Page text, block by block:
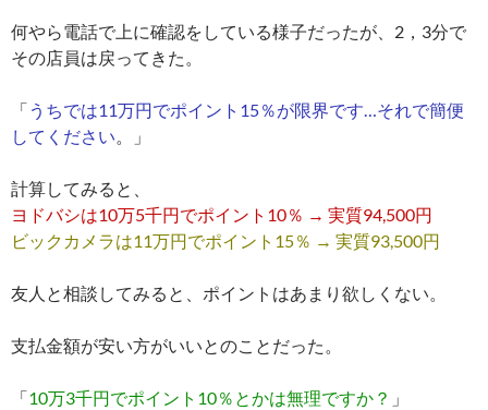
何やら電話で上に確認をしている様子だったが、2，3分で
その店員は戻ってきた。
「 うちでは11万円でポイント15％が限界です…それで簡便
してください。」
計算してみると、
ヨドバシは10万5千円でポイント10％ → 実質94,500円
ビックカメラは11万円でポイント15％ → 実質93,500円
友人と相談してみると、ポイントはあまり欲しくない。
支払金額が安い方がいいとのことだった。
「10万3千円でポイント10％とかは無理ですか？ 」